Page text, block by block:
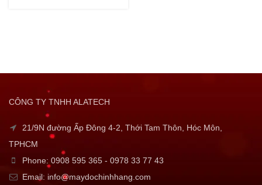
CÔNG TY TNHH ALATECH
21/9N đường Ấp Đông 4-2, Thới Tam Thôn, Hóc Môn,
TPHCM
Phone: 0908 595 365 - 0978 33 77 43
Email: info@maydochinhhang.com